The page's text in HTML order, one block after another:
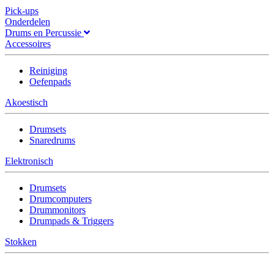
Pick-ups
Onderdelen
Drums en Percussie
Accessoires
Reiniging
Oefenpads
Akoestisch
Drumsets
Snaredrums
Elektronisch
Drumsets
Drumcomputers
Drummonitors
Drumpads & Triggers
Stokken